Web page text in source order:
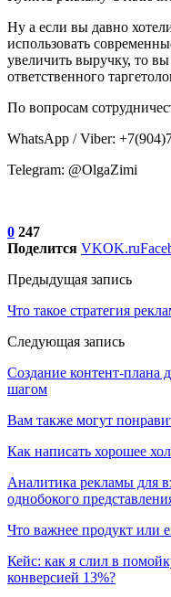
Ну а если вы давно
использовать
увеличить выручку, то
ответственного
По вопросам
WhatsApp / Viber:
Telegram: @OlgaZimi
0 247
Поделится VKOK.ru
Предыдущая запись
Что такое стратегия
Следующая запись
Создание контент-плана
шагом
Вам также могут
Как написать хорошее
Аналитика рекламы для
однобокого
Что важнее продукт или
Кейс: как я слил в
конверсией 13%?